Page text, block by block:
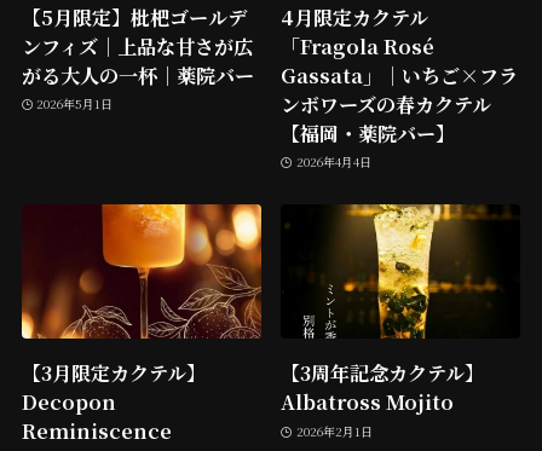
【5月限定】枇杷ゴールデ
ンフィズ｜上品な甘さが広
がる大人の一杯｜薬院バー
2026年5月1日
4月限定カクテル
「Fragola Rosé
Gassata」｜いちご×フラ
ンボワーズの春カクテル
【福岡・薬院バー】
2026年4月4日
【3月限定カクテル】
Decopon
Reminiscence
【3周年記念カクテル】
Albatross Mojito
2026年2月1日